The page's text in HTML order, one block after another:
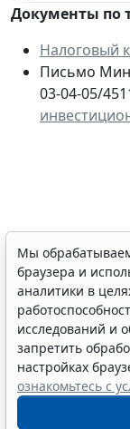
Документы по
Налоговый
Письмо
03-04-05/
ФНС
бизнесу о
7 августа 2026
Мы
браузера и
аналитики в
исследований и
запретить
настройках
ознакомьтесь с